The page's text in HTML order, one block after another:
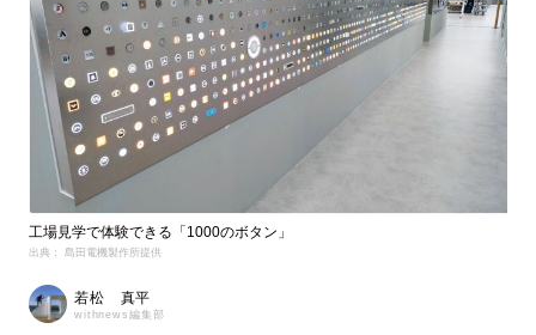
工場見学で体験できる「1000のボタン」
出典： 島田電機製作所提供
若松 真平
withnews編集部